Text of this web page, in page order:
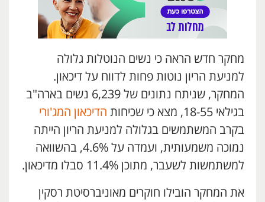
מחקר חדש הראה כי נשים הנוטלות גלולה
למניעת הריון נוטות פחות לדווח על דיכאון.
המחקר, שניתח נתונים של 6,239 נשים בארה"ב
בגילאי 18-55, מצא כי שכיחות
הדיכאון המג'ורי
בקרב המשתמשים בגלולה למניעת הריון הייתה
נמוכה משמעותית, ועמדה על 4.6%, בהשוואה
למשתמשות לשעבר, מתוכן 11.4% סבלו מדיכאון.
את המחקר הובילו חוקרים מאוניברסיטת רסקין